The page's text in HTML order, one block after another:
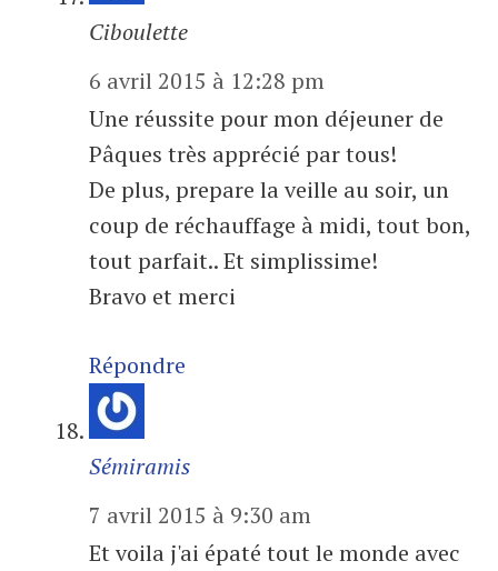
Ciboulette
6 avril 2015 à 12:28 pm
Une réussite pour mon déjeuner de
Pâques très apprécié par tous!
De plus, prepare la veille au soir, un
coup de réchauffage à midi, tout bon,
tout parfait.. Et simplissime!
Bravo et merci
Répondre
Sémiramis
7 avril 2015 à 9:30 am
Et voila j'ai épaté tout le monde avec